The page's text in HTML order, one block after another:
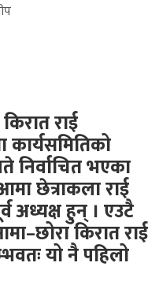
राई
कार्यसमितिको
निर्वाचित भएका
छेत्राकला राई
अध्यक्ष हुन् । एउटै
किरात राई
यो नै पहिलो